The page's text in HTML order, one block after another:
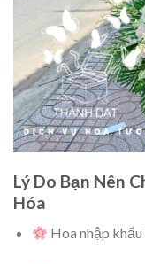
Lý Do Bạn Nên
Hóa
Hoa nhập